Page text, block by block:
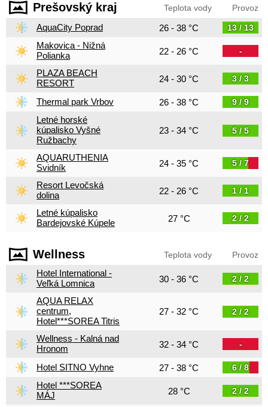
Prešovský kraj Teplota vody Provoz
AquaCity Poprad 26 - 38 °C 13 / 13
Makovica - Nižná
Polianka
22 - 26 °C -
PLAZA BEACH
RESORT
24 - 30 °C 3 / 3
Thermal park Vrbov 26 - 38 °C 9 / 9
Letné horské
kúpalisko Vyšné
Ružbachy
23 - 34 °C 5 / 5
AQUARUTHENIA
Svidník
24 - 35 °C 5 / 7
Resort Levočská
dolina
22 - 26 °C 1 / 1
Letné kúpalisko
Bardejovské Kúpele
27 °C 2 / 2
Wellness Teplota vody Provoz
Hotel International -
Veľká Lomnica
30 - 36 °C 2 / 2
AQUA RELAX
centrum,
Hotel***SOREA Titris
27 - 32 °C 2 / 2
Wellness - Kalná nad
Hronom
32 - 34 °C -
Hotel SITNO Vyhne 27 - 38 °C 6 / 8
Hotel ***SOREA
MÁJ
28 °C 2 / 2